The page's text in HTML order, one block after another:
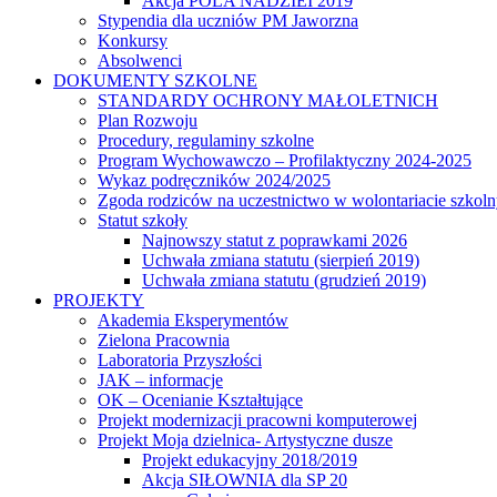
Stypendia dla uczniów PM Jaworzna
Konkursy
Absolwenci
DOKUMENTY SZKOLNE
STANDARDY OCHRONY MAŁOLETNICH
Plan Rozwoju
Procedury, regulaminy szkolne
Program Wychowawczo – Profilaktyczny 2024-2025
Wykaz podręczników 2024/2025
Zgoda rodziców na uczestnictwo w wolontariacie
Statut szkoły
Najnowszy statut z poprawkami 2026
Uchwała zmiana statutu (sierpień 2019)
Uchwała zmiana statutu (grudzień 2019)
PROJEKTY
Akademia Eksperymentów
Zielona Pracownia
Laboratoria Przyszłości
JAK – informacje
OK – Ocenianie Kształtujące
Projekt modernizacji pracowni komputerowej
Projekt Moja dzielnica- Artystyczne dusze
Projekt edukacyjny 2018/2019
Akcja SIŁOWNIA dla SP 20